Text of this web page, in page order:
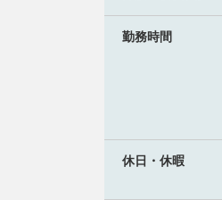
勤務時間
休日・休暇